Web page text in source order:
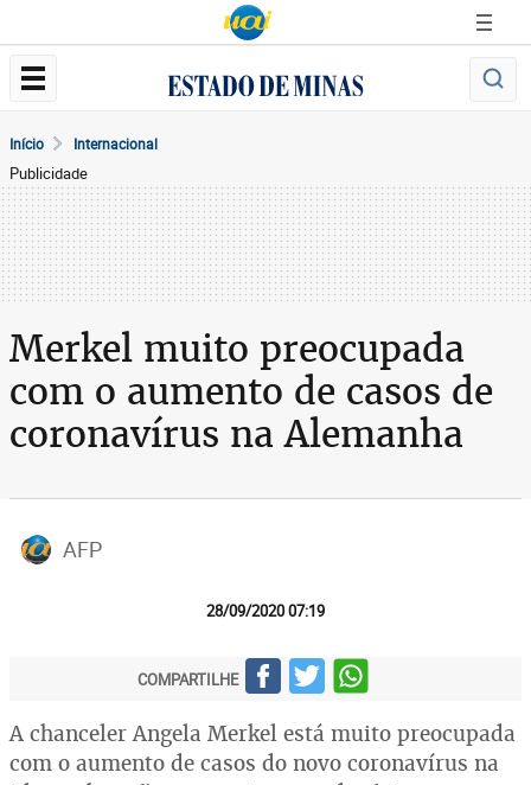
Início Internacional
Publicidade
Merkel muito preocupada
com o aumento de casos de
coronavírus na Alemanha
AFP
28/09/2020 07:19
COMPARTILHE
A chanceler Angela Merkel está muito preocupada
com o aumento de casos do novo coronavírus na